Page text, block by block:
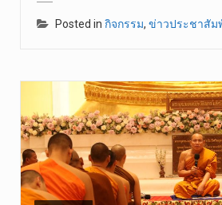
Posted in กิจกรรม, ข่าวประชาสัม